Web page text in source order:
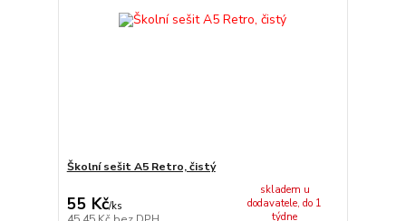
Školní sešit A5 Retro, čistý
55 Kč/ks
skladem u
dodavatele, do 1
týdne